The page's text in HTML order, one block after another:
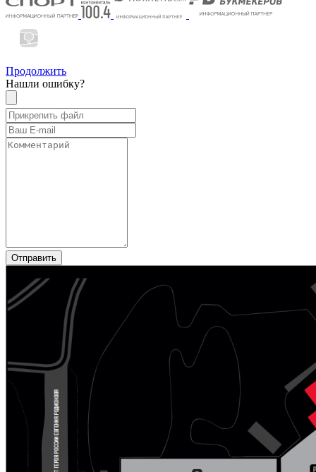
Продолжить
Нашли ошибку?